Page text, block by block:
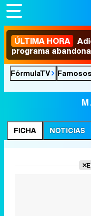
ÚLTIMA HORA
programa
FórmulaTV Famosos
FICHA NOTICIAS